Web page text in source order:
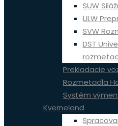
SUW
ULW
SVW
DST
Prekladacie
Rozmetadla
Systém
Kverneland